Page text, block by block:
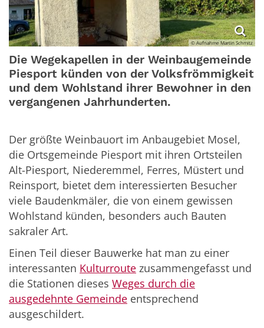
© Aufnahme Martin Schmitz
Die Wegekapellen in der Weinbaugemeinde
Piesport künden von der Volksfrömmigkeit
und dem Wohlstand ihrer Bewohner in den
vergangenen Jahrhunderten.
Der größte Weinbauort im Anbaugebiet Mosel,
die Ortsgemeinde Piesport mit ihren Ortsteilen
Alt-Piesport, Niederemmel, Ferres, Müstert und
Reinsport, bietet dem interessierten Besucher
viele Baudenkmäler, die von einem gewissen
Wohlstand künden, besonders auch Bauten
sakraler Art.
Einen Teil dieser Bauwerke hat man zu einer
interessanten Kulturroute zusammengefasst und
die Stationen dieses Weges durch die
ausgedehnte Gemeinde entsprechend
ausgeschildert.